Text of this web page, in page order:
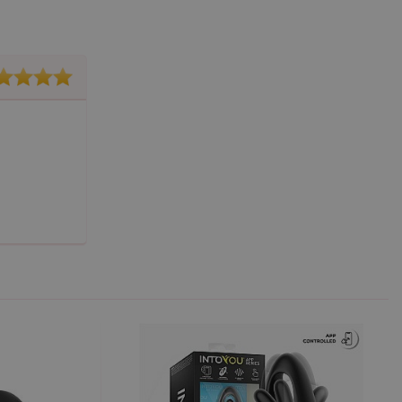
značek Google k
lze jej považovat za
z těchto funkcí